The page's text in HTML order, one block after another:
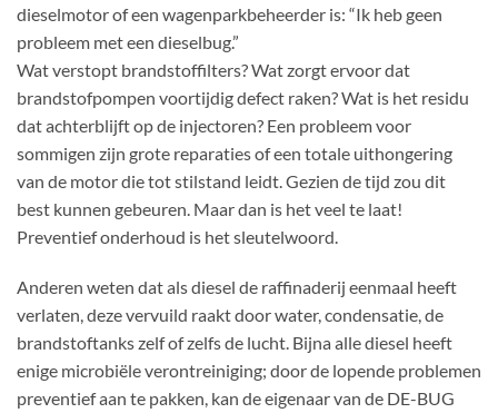
dieselmotor of een wagenparkbeheerder is: “Ik heb geen
probleem met een dieselbug.”
Wat verstopt brandstoffilters? Wat zorgt ervoor dat
brandstofpompen voortijdig defect raken? Wat is het residu
dat achterblijft op de injectoren? Een probleem voor
sommigen zijn grote reparaties of een totale uithongering
van de motor die tot stilstand leidt. Gezien de tijd zou dit
best kunnen gebeuren. Maar dan is het veel te laat!
Preventief onderhoud is het sleutelwoord.
Anderen weten dat als diesel de raffinaderij eenmaal heeft
verlaten, deze vervuild raakt door water, condensatie, de
brandstoftanks zelf of zelfs de lucht. Bijna alle diesel heeft
enige microbiële verontreiniging; door de lopende problemen
preventief aan te pakken, kan de eigenaar van de DE-BUG